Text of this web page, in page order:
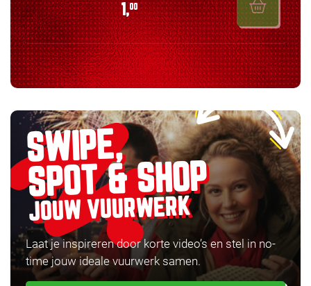
1,00
SWIPE,
SPOT & SHOP
JOUW VUURWERK
Laat je inspireren door korte video’s en stel in no-
time jouw ideale vuurwerk samen.